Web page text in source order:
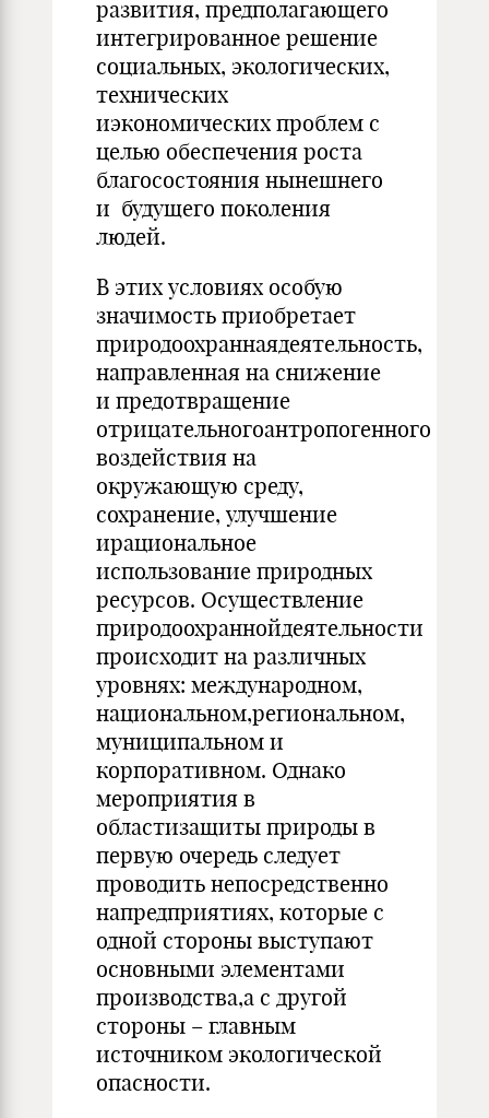
развития, предполагающего
интегрированное решение
социальных, экологических,
технических
иэкономических проблем с
целью обеспечения роста
благосостояния нынешнего
и будущего поколения
людей.
В этих условиях особую
значимость приобретает
природоохраннаядеятельность,
направленная на снижение
и предотвращение
отрицательногоантропогенного
воздействия на
окружающую среду,
сохранение, улучшение
ирациональное
использование природных
ресурсов. Осуществление
природоохраннойдеятельности
происходит на различных
уровнях: международном,
национальном,региональном,
муниципальном и
корпоративном. Однако
мероприятия в
областизащиты природы в
первую очередь следует
проводить непосредственно
напредприятиях, которые с
одной стороны выступают
основными элементами
производства,а с другой
стороны – главным
источником экологической
опасности.